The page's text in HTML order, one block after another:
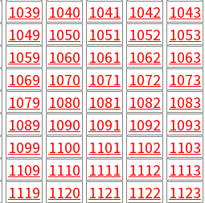
1039 1040 1041 1042 1043
1049 1050 1051 1052 1053
1059 1060 1061 1062 1063
1069 1070 1071 1072 1073
1079 1080 1081 1082 1083
1089 1090 1091 1092 1093
1099 1100 1101 1102 1103
1109 1110 1111 1112 1113
1119 1120 1121 1122 1123